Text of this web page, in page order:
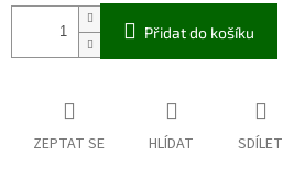
Přidat do košíku
ZEPTAT SE HLÍDAT SDÍLET